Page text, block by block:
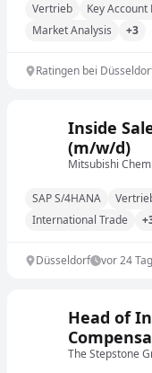
Vertrieb Key
Market Analysis
+3
Ratingen bei
Inside
(m/w/d)
Mitsubishi
SAP S/4HANA
International Trade
Düsseldorf vor 24
Head of
The Stepstone